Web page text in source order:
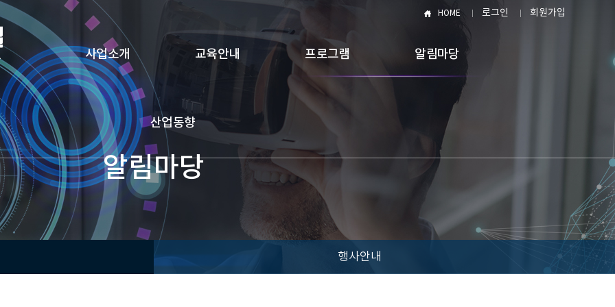
HOME 로그인 회원가입
사업소개 교육안내 프로그램 알림마당
산업동향
알림마당
행사안내